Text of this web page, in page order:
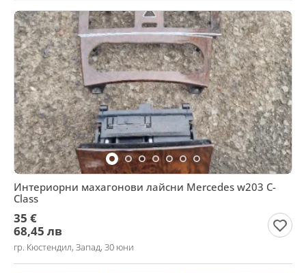
Интериорни махагонови лайсни Mercedes w203 C-
Class
35 €
68,45 лв
гр. Кюстендил, Запад, 30 юни